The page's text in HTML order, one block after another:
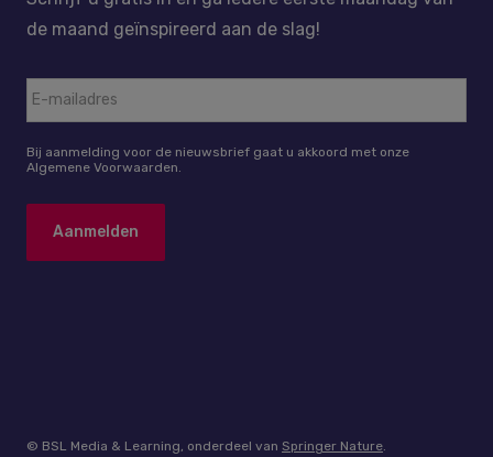
de maand geïnspireerd aan de slag!
Bij aanmelding voor de nieuwsbrief gaat u akkoord met onze
Algemene Voorwaarden.
© BSL Media & Learning, onderdeel van Springer Nature